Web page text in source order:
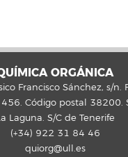
ORGÁNICA
Francisco Sánchez, s/n.
Código postal 38200.
Laguna. S/C de Tenerife
(+34) 922 31 84 46
quiorg@ull.es